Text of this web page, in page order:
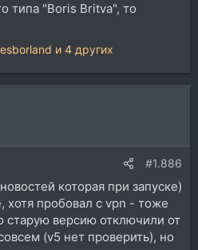
типа "Boris Britva", то
и 4 других
#1.886
которая при запуске)
пробовал с vpn - тоже
версию отключили от
(v5 нет проверить), но